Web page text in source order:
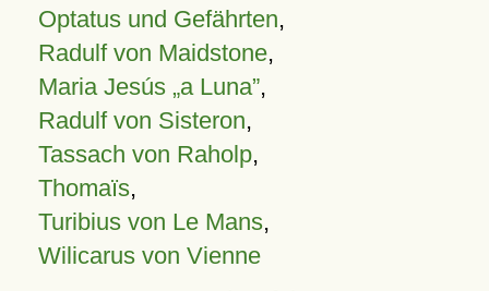
Optatus und Gefährten,
Radulf von Maidstone,
Maria Jesús „a Luna”,
Radulf von Sisteron,
Tassach von Raholp,
Thomaïs,
Turibius von Le Mans,
Wilicarus von Vienne